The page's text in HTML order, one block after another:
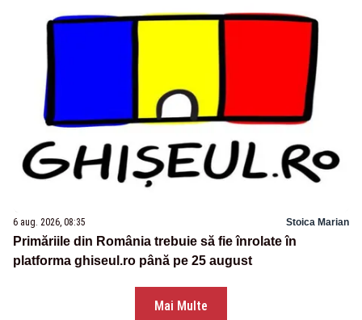
6 aug. 2026, 08:35 Stoica Marian
Primăriile din România trebuie să fie înrolate în
platforma ghiseul.ro până pe 25 august
Mai Multe